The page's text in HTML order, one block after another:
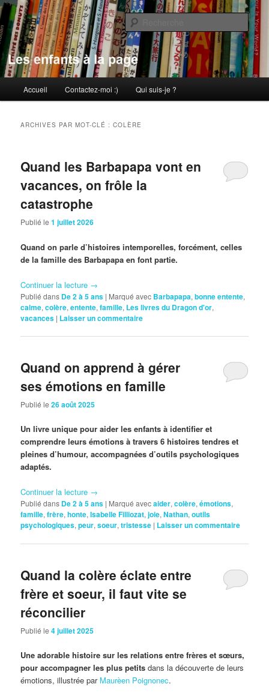
Aller
au
contenu
principal
Aller
au
contenu
secondaireLes enfants à la page
principal
Accueil Contactez-moi :) Qui suis-je ?
ARCHIVES PAR MOT-CLÉ :COLÈRE
Quand les Barbapapa vont en
vacances, on frôle la
catastrophe
Publié le1 juillet 2026
Quand on parle d’histoires intemporelles, forcément, celles
de la famille des Barbapapa en font partie.
Continuer la lecture →
Publié dans De 2 à 5 ans | Marqué avec Barbapapa,bonne entente,
calme,colère,entente,famille, Les livres du Dragon d'or,
vacances | Laisser un commentaire
Quand on apprend à gérer
ses émotions en famille
Publié le26 août 2025
Un livre unique pour aider les enfants à identifier et
comprendre leurs émotions à travers 6 histoires tendres et
pleines d’humour, accompagnées d’outils psychologiques
adaptés.
Continuer la lecture →
Publié dans De 2 à 5 ans | Marqué avecaider,colère,émotions,
famille,frère,honte,Isabelle Filliozat,joie,Nathan,outils
psychologiques,peur,soeur,tristesse | Laisser un commentaire
Quand la colère éclate entre
frère et soeur, il faut vite se
réconcilier
Publié le4 juillet 2025
Une adorable histoire sur les relations entre frères et sœurs,
pour accompagner lesplus petits dans la découverte de leurs
émotions, illustrée par Maurèen Poignonec.